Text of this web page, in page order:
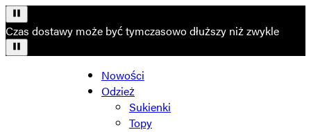
Czas dostawy może być tymczasowo dłuższy niż zwykle
Nowości
Odzież
Sukienki
Topy